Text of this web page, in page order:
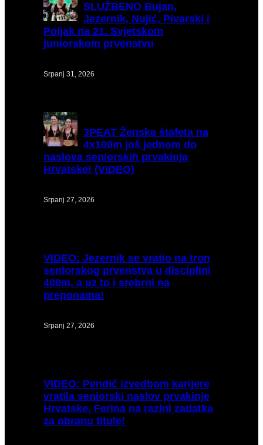
SLUŽBENO Bujan,
Jezernik, Nujić, Pivarski i
Poljak na 21. Svjetskom
juniorskom prvenstvu
Srpanj 31, 2026
3PEAT Ženska štafeta na
4x100m još jednom do
naslova seniorskih prvakinja
Hrvatske! (VIDEO)
Srpanj 27, 2026
VIDEO: Jezernik se vratio na tron
seniorskog prvenstva u disciplini
400m, a uz to i srebrni na
preponama!
Srpanj 27, 2026
VIDEO: Pendić izvedbom karijere
vratila seniorski naslov prvakinje
Hrvatske, Ferina na razini zadatka
za obranu titule!